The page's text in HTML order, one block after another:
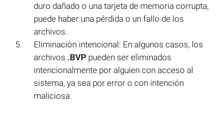
duro dañado o una tarjeta de memoria corrupta,
puede haber una pérdida o un fallo de los
archivos.
Eliminación intencional: En algunos casos, los
archivos .BVP pueden ser eliminados
intencionalmente por alguien con acceso al
sistema, ya sea por error o con intención
maliciosa.